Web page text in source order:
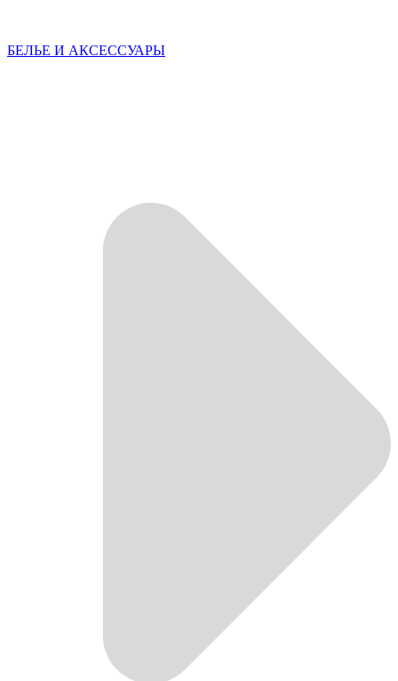
БЕЛЬЕ И АКСЕССУАРЫ